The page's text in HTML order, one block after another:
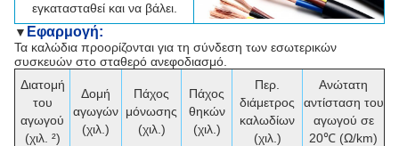
εγκατασταθεί και να βάλει.
▼ Εφαρμογή:
Τα καλώδια προορίζονται για τη σύνδεση των εσωτερικών
συσκευών στο σταθερό ανεφοδιασμό.
Διατομή
του
αγωγού
(χιλ. ²)
Δομή
αγωγών
(χιλ.)
Πάχος
μόνωσης
(χιλ.)
Πάχος
θηκών
(χιλ.)
Περ.
διάμετρος
καλωδίων
(χιλ.)
Ανώτατη
αντίσταση του
αγωγού σε
20℃ (Ω/km)